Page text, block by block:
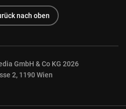
nach oben
GmbH & Co KG 2026
2, 1190 Wien